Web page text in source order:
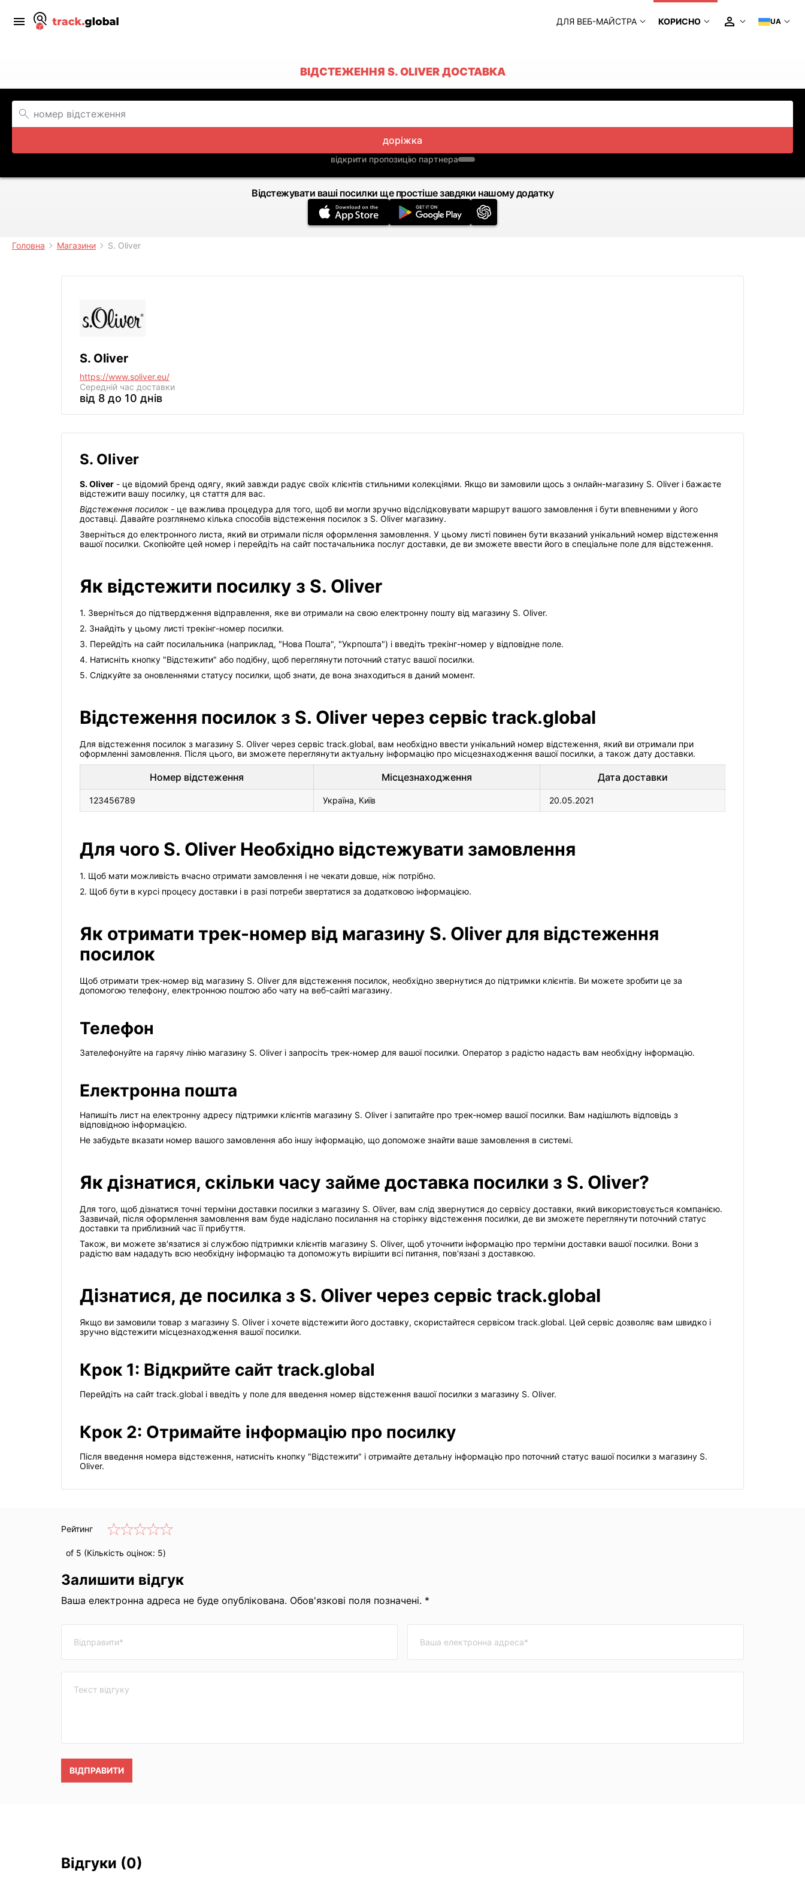
ДЛЯ ВЕБ-МАЙСТРА КОРИСНО UA
ВІДСТЕЖЕННЯ S. OLIVER ДОСТАВКА
доріжка
відкрити пропозицію партнера
Відстежувати ваші посилки ще простіше завдяки нашому додатку
Головна Магазини S. Oliver
S. Oliver
https://www.soliver.eu/
Середній час доставки
від 8 до 10 днів
S. Oliver
S. Oliver - це відомий бренд одягу, який завжди радує своїх клієнтів стильними колекціями. Якщо ви замовили щось з онлайн-магазину S. Oliver і бажаєте
відстежити вашу посилку, ця стаття для вас.
Відстеження посилок - це важлива процедура для того, щоб ви могли зручно відслідковувати маршрут вашого замовлення і бути впевненими у його
доставці. Давайте розглянемо кілька способів відстеження посилок з S. Oliver магазину.
Зверніться до електронного листа, який ви отримали після оформлення замовлення. У цьому листі повинен бути вказаний унікальний номер відстеження
вашої посилки. Скопіюйте цей номер і перейдіть на сайт постачальника послуг доставки, де ви зможете ввести його в спеціальне поле для відстеження.
Як відстежити посилку з S. Oliver
1. Зверніться до підтвердження відправлення, яке ви отримали на свою електронну пошту від магазину S. Oliver.
2. Знайдіть у цьому листі трекінг-номер посилки.
3. Перейдіть на сайт посилальника (наприклад, "Нова Пошта", "Укрпошта") і введіть трекінг-номер у відповідне поле.
4. Натисніть кнопку "Відстежити" або подібну, щоб переглянути поточний статус вашої посилки.
5. Слідкуйте за оновленнями статусу посилки, щоб знати, де вона знаходиться в даний момент.
Відстеження посилок з S. Oliver через сервіс track.global
Для відстеження посилок з магазину S. Oliver через сервіс track.global, вам необхідно ввести унікальний номер відстеження, який ви отримали при
оформленні замовлення. Після цього, ви зможете переглянути актуальну інформацію про місцезнаходження вашої посилки, а також дату доставки.
Номер відстеження Місцезнаходження Дата доставки
123456789 Україна, Київ 20.05.2021
Для чого S. Oliver Необхідно відстежувати замовлення
1. Щоб мати можливість вчасно отримати замовлення і не чекати довше, ніж потрібно.
2. Щоб бути в курсі процесу доставки і в разі потреби звертатися за додатковою інформацією.
Як отримати трек-номер від магазину S. Oliver для відстеження
посилок
Щоб отримати трек-номер від магазину S. Oliver для відстеження посилок, необхідно звернутися до підтримки клієнтів. Ви можете зробити це за
допомогою телефону, електронною поштою або чату на веб-сайті магазину.
Телефон
Зателефонуйте на гарячу лінію магазину S. Oliver і запросіть трек-номер для вашої посилки. Оператор з радістю надасть вам необхідну інформацію.
Електронна пошта
Напишіть лист на електронну адресу підтримки клієнтів магазину S. Oliver і запитайте про трек-номер вашої посилки. Вам надішлють відповідь з
відповідною інформацією.
Не забудьте вказати номер вашого замовлення або іншу інформацію, що допоможе знайти ваше замовлення в системі.
Як дізнатися, скільки часу займе доставка посилки з S. Oliver?
Для того, щоб дізнатися точні терміни доставки посилки з магазину S. Oliver, вам слід звернутися до сервісу доставки, який використовується компанією.
Зазвичай, після оформлення замовлення вам буде надіслано посилання на сторінку відстеження посилки, де ви зможете переглянути поточний статус
доставки та приблизний час її прибуття.
Також, ви можете зв'язатися зі службою підтримки клієнтів магазину S. Oliver, щоб уточнити інформацію про терміни доставки вашої посилки. Вони з
радістю вам нададуть всю необхідну інформацію та допоможуть вирішити всі питання, пов'язані з доставкою.
Дізнатися, де посилка з S. Oliver через сервіс track.global
Якщо ви замовили товар з магазину S. Oliver і хочете відстежити його доставку, скористайтеся сервісом track.global. Цей сервіс дозволяє вам швидко і
зручно відстежити місцезнаходження вашої посилки.
Крок 1: Відкрийте сайт track.global
Перейдіть на сайт track.global і введіть у поле для введення номер відстеження вашої посилки з магазину S. Oliver.
Крок 2: Отримайте інформацію про посилку
Після введення номера відстеження, натисніть кнопку "Відстежити" і отримайте детальну інформацію про поточний статус вашої посилки з магазину S.
Oliver.
Рейтинг
of 5 (Кількість оцінок: 5)
Залишити відгук
Ваша електронна адреса не буде опублікована. Обов'язкові поля позначені. *
ВІДПРАВИТИ
Відгуки (0)